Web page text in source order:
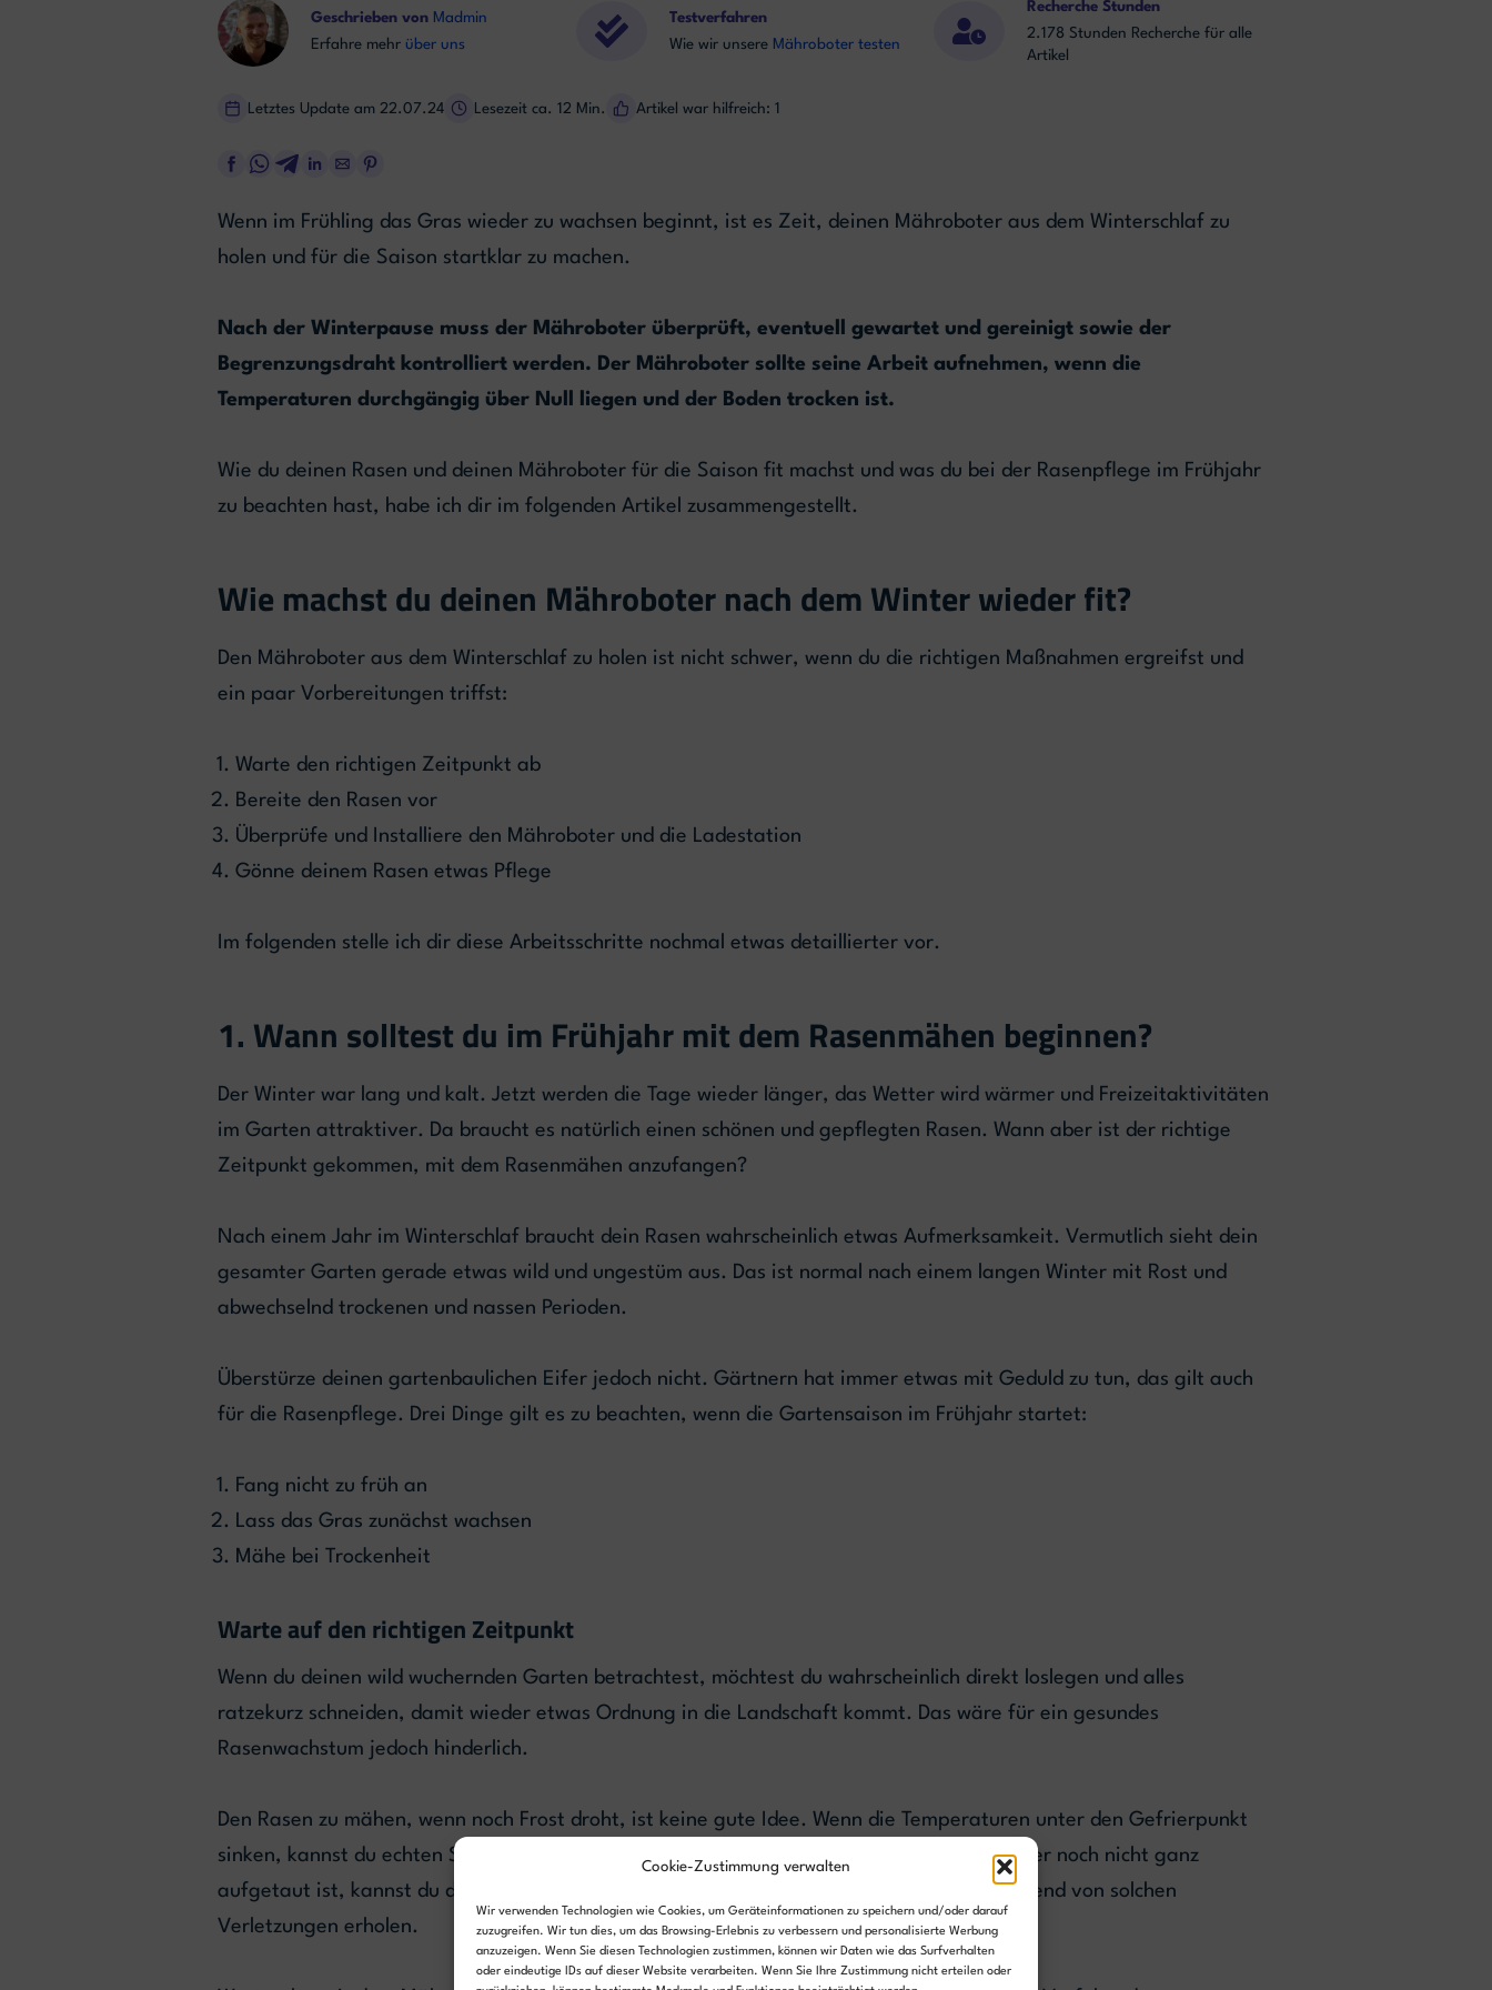
Cookie-Zustimmung verwalten
Wir verwenden Technologien wie Cookies, um Geräteinformationen zu speichern und/oder darauf
zuzugreifen. Wir tun dies, um das Browsing-Erlebnis zu verbessern und personalisierte Werbung
anzuzeigen. Wenn Sie diesen Technologien zustimmen, können wir Daten wie das Surfverhalten
oder eindeutige IDs auf dieser Website verarbeiten. Wenn Sie Ihre Zustimmung nicht erteilen oder
Geschrieben von Madmin
Erfahre mehr über uns
Testverfahren
Wie wir unsere Mähroboter testen
Recherche Stunden
2.178 Stunden Recherche für alle
Artikel
Letztes Update am 22.07.24 Lesezeit ca. 12 Min. Artikel war hilfreich: 1
Wenn im Frühling das Gras wieder zu wachsen beginnt, ist es Zeit, deinen Mähroboter aus dem Winterschlaf zu
holen und für die Saison startklar zu machen.
Nach der Winterpause muss der Mähroboter überprüft, eventuell gewartet und gereinigt sowie der
Begrenzungsdraht kontrolliert werden. Der Mähroboter sollte seine Arbeit aufnehmen, wenn die
Temperaturen durchgängig über Null liegen und der Boden trocken ist.
Wie du deinen Rasen und deinen Mähroboter für die Saison fit machst und was du bei der Rasenpflege im Frühjahr
zu beachten hast, habe ich dir im folgenden Artikel zusammengestellt.
Wie machst du deinen Mähroboter nach dem Winter wieder fit?
Den Mähroboter aus dem Winterschlaf zu holen ist nicht schwer, wenn du die richtigen Maßnahmen ergreifst und
ein paar Vorbereitungen triffst:
Warte den richtigen Zeitpunkt ab
Bereite den Rasen vor
Überprüfe und Installiere den Mähroboter und die Ladestation
Gönne deinem Rasen etwas Pflege
Im folgenden stelle ich dir diese Arbeitsschritte nochmal etwas detaillierter vor.
1. Wann solltest du im Frühjahr mit dem Rasenmähen beginnen?
Der Winter war lang und kalt. Jetzt werden die Tage wieder länger, das Wetter wird wärmer und Freizeitaktivitäten
im Garten attraktiver. Da braucht es natürlich einen schönen und gepflegten Rasen. Wann aber ist der richtige
Zeitpunkt gekommen, mit dem Rasenmähen anzufangen?
Nach einem Jahr im Winterschlaf braucht dein Rasen wahrscheinlich etwas Aufmerksamkeit. Vermutlich sieht dein
gesamter Garten gerade etwas wild und ungestüm aus. Das ist normal nach einem langen Winter mit Rost und
abwechselnd trockenen und nassen Perioden.
Überstürze deinen gartenbaulichen Eifer jedoch nicht. Gärtnern hat immer etwas mit Geduld zu tun, das gilt auch
für die Rasenpflege. Drei Dinge gilt es zu beachten, wenn die Gartensaison im Frühjahr startet:
Fang nicht zu früh an
Lass das Gras zunächst wachsen
Mähe bei Trockenheit
Warte auf den richtigen Zeitpunkt
Wenn du deinen wild wuchernden Garten betrachtest, möchtest du wahrscheinlich direkt loslegen und alles
ratzekurz schneiden, damit wieder etwas Ordnung in die Landschaft kommt. Das wäre für ein gesundes
Rasenwachstum jedoch hinderlich.
Den Rasen zu mähen, wenn noch Frost droht, ist keine gute Idee. Wenn die Temperaturen unter den Gefrierpunkt
sinken, kannst du echten Schaden anrichten. Wenn du nämlich Gras mähst, das vom Winter noch nicht ganz
aufgetaut ist, kannst du die Grashalme beschädigen, die sich in dieser Phase nur schleichend von solchen
Verletzungen erholen.